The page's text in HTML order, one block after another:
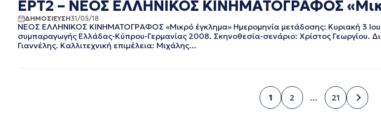
ΦΕΒΡΟΥΑΡΙΟΣ 2020
ΔΕΚΕΜΒΡΙΟΣ 2019
ΝΟΕΜΒΡΙΟΣ 2019
ΣΕΠΤΕΜΒΡΙΟΣ 2019
ΕΡΤ2 – ΝΕΟΣ ΕΛΛΗΝΙΚΟΣ ΚΙΝΗΜΑΤΟΓΡΑΦΟΣ
ΔΗΜΟΣΙΕΥΣΗ31/05/18
ΝΕΟΣ ΕΛΛΗΝΙΚΟΣ ΚΙΝΗΜΑΤΟΓΡΑΦΟΣ «Μικρό έγκλημα» Ημερομηνία μετάδοσης: Κυριακή 3
συμπαραγωγής Ελλάδας-Κύπρου-Γερμανίας 2008. Σκηνοθεσία-σενάριο: Χρίστος Γεωργίου.
Γιαννέλης. Καλλιτεχνική επιµέλεια: Μιχάλης...
Σελίδα
1
Σελίδα
2
…
Σελίδα
21